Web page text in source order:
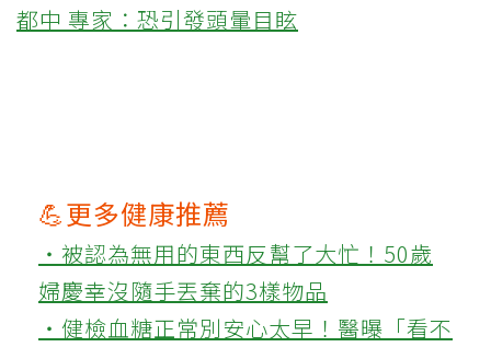
都中 專家：恐引發頭暈目眩
💪更多健康推薦
‧被認為無用的東西反幫了大忙！50歲
婦慶幸沒隨手丟棄的3樣物品
‧健檢血糖正常別安心太早！醫曝「看不